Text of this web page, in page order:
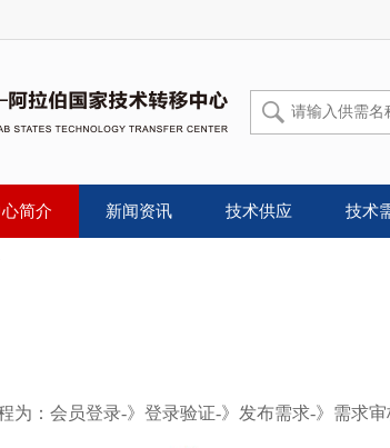
简介 新闻资讯 技术供应 技术
为：会员登录-》登录验证-》发布需求-》需求